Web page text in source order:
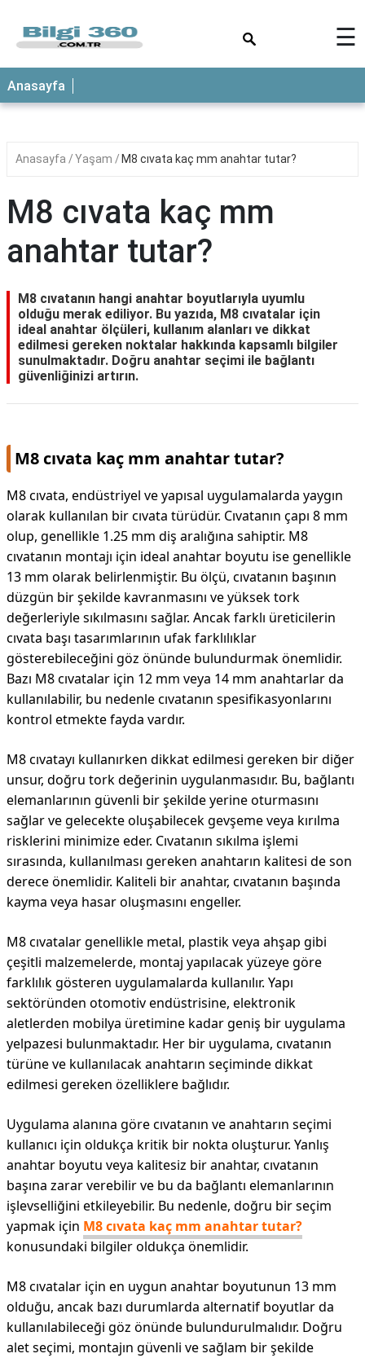
ANASAYFA
☰
Anasayfa
Anasayfa Yaşam M8 cıvata kaç mm anahtar tutar?
M8 cıvata kaç mm
anahtar tutar?
M8 cıvatanın hangi anahtar boyutlarıyla uyumlu
olduğu merak ediliyor. Bu yazıda, M8 cıvatalar için
ideal anahtar ölçüleri, kullanım alanları ve dikkat
edilmesi gereken noktalar hakkında kapsamlı bilgiler
sunulmaktadır. Doğru anahtar seçimi ile bağlantı
güvenliğinizi artırın.
M8 cıvata kaç mm anahtar tutar?
M8 cıvata, endüstriyel ve yapısal uygulamalarda yaygın
olarak kullanılan bir cıvata türüdür. Cıvatanın çapı 8 mm
olup, genellikle 1.25 mm diş aralığına sahiptir. M8
cıvatanın montajı için ideal anahtar boyutu ise genellikle
13 mm olarak belirlenmiştir. Bu ölçü, cıvatanın başının
düzgün bir şekilde kavranmasını ve yüksek tork
değerleriyle sıkılmasını sağlar. Ancak farklı üreticilerin
cıvata başı tasarımlarının ufak farklılıklar
gösterebileceğini göz önünde bulundurmak önemlidir.
Bazı M8 cıvatalar için 12 mm veya 14 mm anahtarlar da
kullanılabilir, bu nedenle cıvatanın spesifikasyonlarını
kontrol etmekte fayda vardır.
M8 cıvatayı kullanırken dikkat edilmesi gereken bir diğer
unsur, doğru tork değerinin uygulanmasıdır. Bu, bağlantı
elemanlarının güvenli bir şekilde yerine oturmasını
sağlar ve gelecekte oluşabilecek gevşeme veya kırılma
risklerini minimize eder. Cıvatanın sıkılma işlemi
sırasında, kullanılması gereken anahtarın kalitesi de son
derece önemlidir. Kaliteli bir anahtar, cıvatanın başında
kayma veya hasar oluşmasını engeller.
M8 cıvatalar genellikle metal, plastik veya ahşap gibi
çeşitli malzemelerde, montaj yapılacak yüzeye göre
farklılık gösteren uygulamalarda kullanılır. Yapı
sektöründen otomotiv endüstrisine, elektronik
aletlerden mobilya üretimine kadar geniş bir uygulama
yelpazesi bulunmaktadır. Her bir uygulama, cıvatanın
türüne ve kullanılacak anahtarın seçiminde dikkat
edilmesi gereken özelliklere bağlıdır.
Uygulama alanına göre cıvatanın ve anahtarın seçimi
kullanıcı için oldukça kritik bir nokta oluşturur. Yanlış
anahtar boyutu veya kalitesiz bir anahtar, cıvatanın
başına zarar verebilir ve bu da bağlantı elemanlarının
işlevselliğini etkileyebilir. Bu nedenle, doğru bir seçim
yapmak için M8 cıvata kaç mm anahtar tutar?
konusundaki bilgiler oldukça önemlidir.
M8 cıvatalar için en uygun anahtar boyutunun 13 mm
olduğu, ancak bazı durumlarda alternatif boyutlar da
kullanılabileceği göz önünde bulundurulmalıdır. Doğru
alet seçimi, montajın güvenli ve sağlam bir şekilde